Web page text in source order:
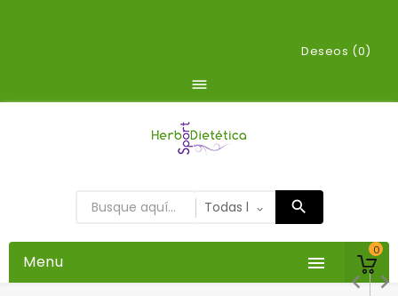
Deseos (0)

0

Menu
